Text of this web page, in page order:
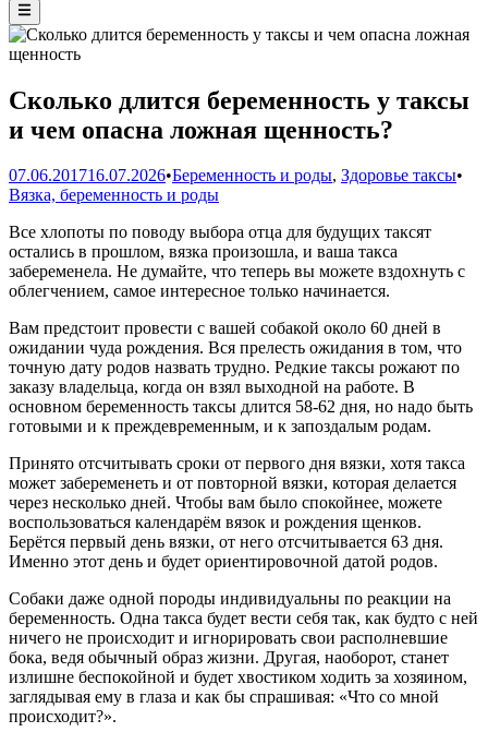
Главное
меню
Сколько длится беременность у таксы
и чем опасна ложная щенность?
07.06.201716.07.2026•Беременность и роды, Здоровье таксы•
Вязка, беременность и роды
Все хлопоты по поводу выбора отца для будущих таксят
остались в прошлом, вязка произошла, и ваша такса
забеременела. Не думайте, что теперь вы можете вздохнуть с
облегчением, самое интересное только начинается.
Вам предстоит провести с вашей собакой около 60 дней в
ожидании чуда рождения. Вся прелесть ожидания в том, что
точную дату родов назвать трудно. Редкие таксы рожают по
заказу владельца, когда он взял выходной на работе. В
основном беременность таксы длится 58-62 дня, но надо быть
готовыми и к преждевременным, и к запоздалым родам.
Принято отсчитывать сроки от первого дня вязки, хотя такса
может забеременеть и от повторной вязки, которая делается
через несколько дней. Чтобы вам было спокойнее, можете
воспользоваться календарём вязок и рождения щенков.
Берётся первый день вязки, от него отсчитывается 63 дня.
Именно этот день и будет ориентировочной датой родов.
Собаки даже одной породы индивидуальны по реакции на
беременность. Одна такса будет вести себя так, как будто с ней
ничего не происходит и игнорировать свои располневшие
бока, ведя обычный образ жизни. Другая, наоборот, станет
излишне беспокойной и будет хвостиком ходить за хозяином,
заглядывая ему в глаза и как бы спрашивая: «Что со мной
происходит?».